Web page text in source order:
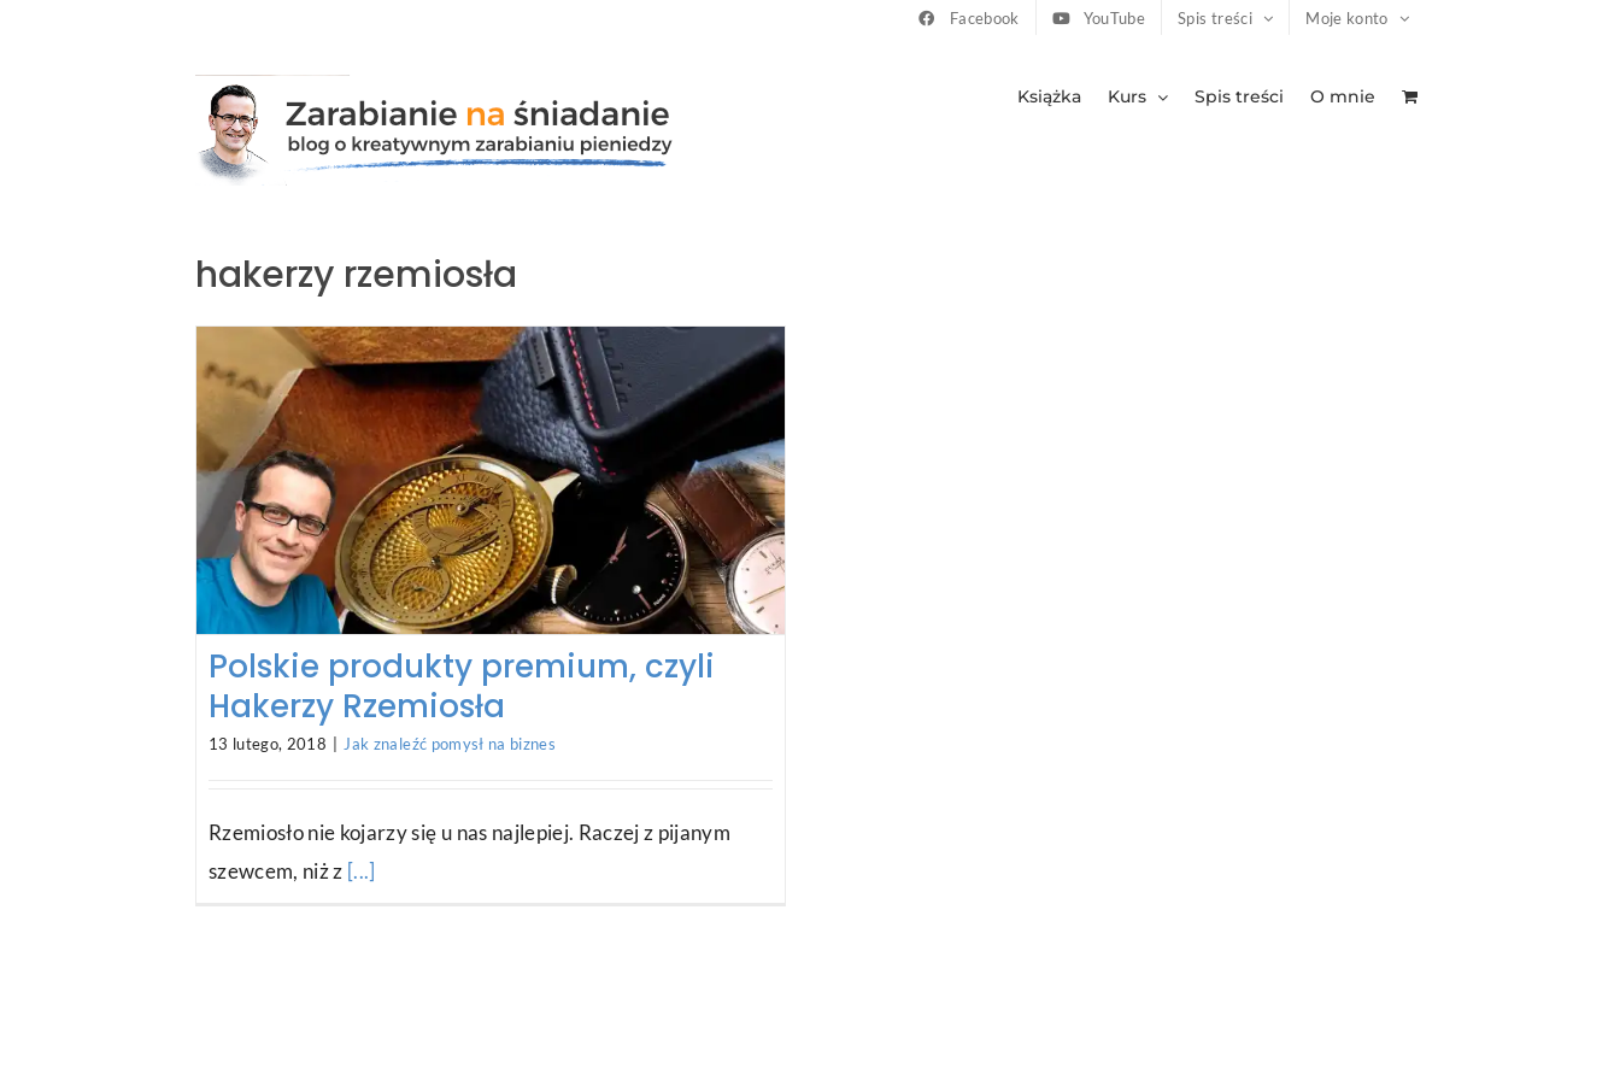
Facebook YouTube Spis treści Moje konto
Książka Kurs Spis treści O mnie
hakerzy rzemiosła
Polskie produkty premium, czyli
Hakerzy Rzemiosła
13 lutego, 2018 Jak znaleźć pomysł na biznes
Rzemiosło nie kojarzy się u nas najlepiej. Raczej z pijanym
szewcem, niż z [...]